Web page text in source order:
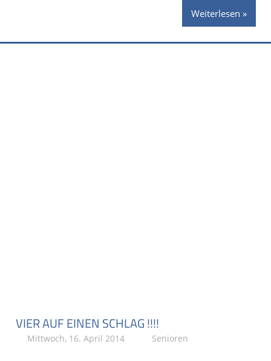
Weiterlesen
VIER AUF EINEN SCHLAG !!!!
Mittwoch, 16. April 2014 Stephan P.
Senioren